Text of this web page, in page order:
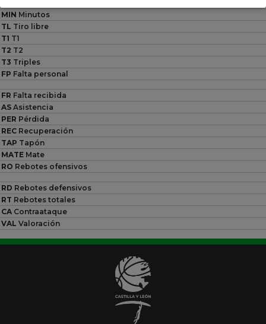
MIN Minutos
TL Tiro libre
T1 T1
T2 T2
T3 Triples
FP Falta personal
FR Falta recibida
AS Asistencia
PER Pérdida
REC Recuperación
TAP Tapón
MATE Mate
RO Rebotes ofensivos
RD Rebotes defensivos
RT Rebotes totales
CA Contraataque
VAL Valoración